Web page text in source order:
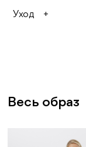
Уход
плечики по
Весь образ